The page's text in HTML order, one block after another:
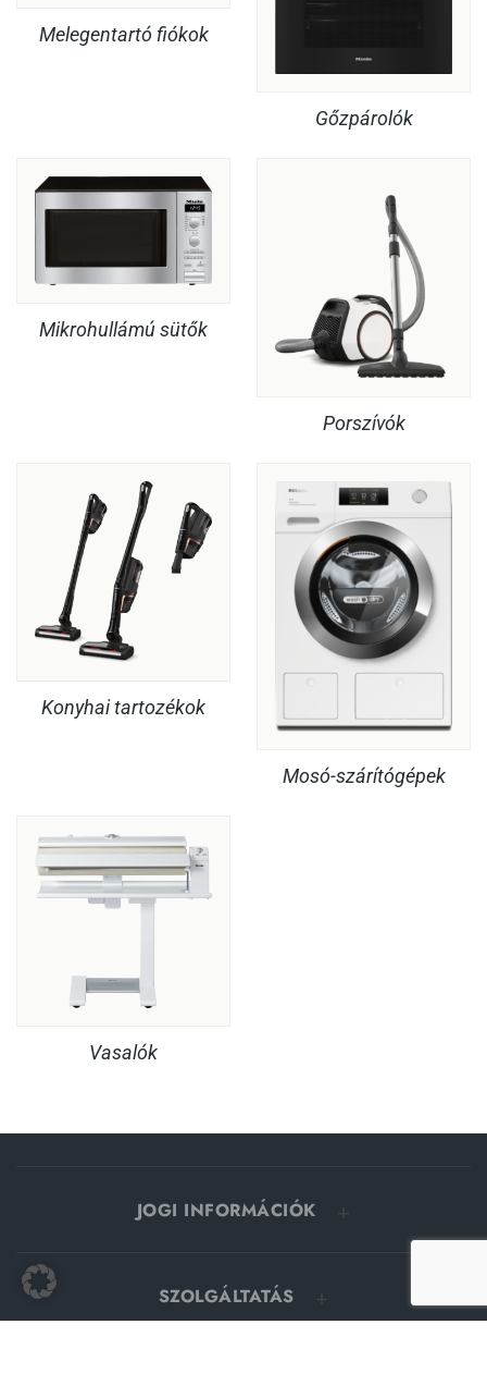
Melegentartó fiókok
Gőzpárolók
Mikrohullámú sütők
Porszívók
Konyhai tartozékok
Mosó-szárítógépek
Vasalók
JOGI INFORMÁCIÓK
SZOLGÁLTATÁS